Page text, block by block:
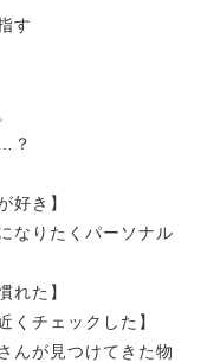
す
？
好き】
なりたくパーソナル
れた】
くチェックした】
んが見つけてきた物